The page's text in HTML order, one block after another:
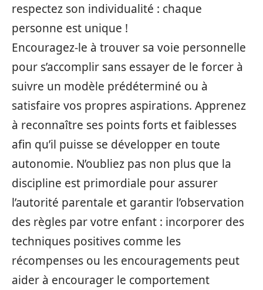
respectez son individualité : chaque
personne est unique !
Encouragez-le à trouver sa voie personnelle
pour s’accomplir sans essayer de le forcer à
suivre un modèle prédéterminé ou à
satisfaire vos propres aspirations. Apprenez
à reconnaître ses points forts et faiblesses
afin qu’il puisse se développer en toute
autonomie. N’oubliez pas non plus que la
discipline est primordiale pour assurer
l’autorité parentale et garantir l’observation
des règles par votre enfant : incorporer des
techniques positives comme les
récompenses ou les encouragements peut
aider à encourager le comportement